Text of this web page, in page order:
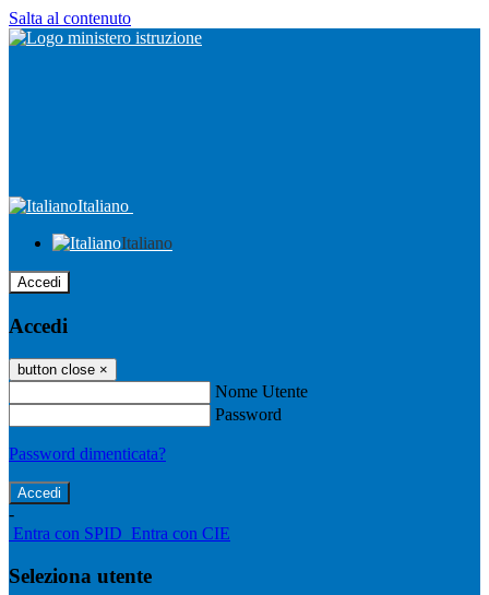
Salta al contenuto
Italiano
Italiano
Accedi
Accedi
button close ×
Nome Utente
Password
Password dimenticata?
-
Entra con SPID Entra con CIE
Seleziona utente